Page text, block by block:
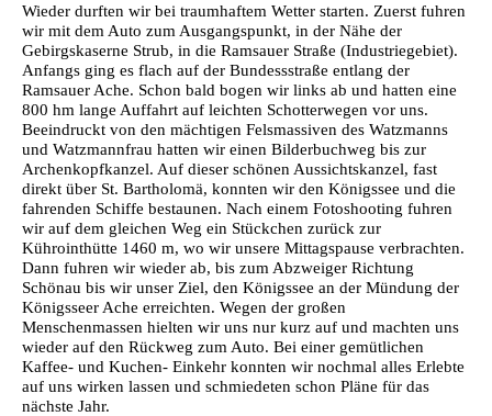
Wieder durften wir bei traumhaftem Wetter starten. Zuerst fuhren
wir mit dem Auto zum Ausgangspunkt, in der Nähe der
Gebirgskaserne Strub, in die Ramsauer Straße (Industriegebiet).
Anfangs ging es flach auf der Bundessstraße entlang der
Ramsauer Ache. Schon bald bogen wir links ab und hatten eine
800 hm lange Auffahrt auf leichten Schotterwegen vor uns.
Beeindruckt von den mächtigen Felsmassiven des Watzmanns
und Watzmannfrau hatten wir einen Bilderbuchweg bis zur
Archenkopfkanzel. Auf dieser schönen Aussichtskanzel, fast
direkt über St. Bartholomä, konnten wir den Königssee und die
fahrenden Schiffe bestaunen. Nach einem Fotoshooting fuhren
wir auf dem gleichen Weg ein Stückchen zurück zur
Kührointhütte 1460 m, wo wir unsere Mittagspause verbrachten.
Dann fuhren wir wieder ab, bis zum Abzweiger Richtung
Schönau bis wir unser Ziel, den Königssee an der Mündung der
Königsseer Ache erreichten. Wegen der großen
Menschenmassen hielten wir uns nur kurz auf und machten uns
wieder auf den Rückweg zum Auto. Bei einer gemütlichen
Kaffee- und Kuchen- Einkehr konnten wir nochmal alles Erlebte
auf uns wirken lassen und schmiedeten schon Pläne für das
nächste Jahr.